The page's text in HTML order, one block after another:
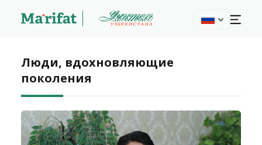
Люди, вдохновляющие
поколения